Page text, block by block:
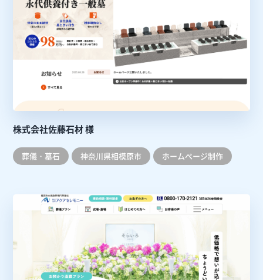
株式会社佐藤石材 様
葬儀・墓石 神奈川県相模原市 ホームぺージ制作